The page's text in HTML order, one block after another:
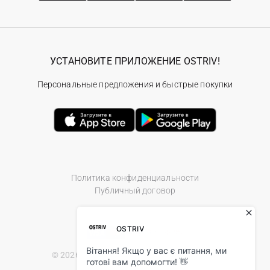
Политика конфиденциальности
Публичный договор
© 2026 Ostriv.ua Store. All Rights Reserved.
УСТАНОВИТЕ ПРИЛОЖЕНИЕ OSTRIV!
Персональные предложения и быстрые покупки